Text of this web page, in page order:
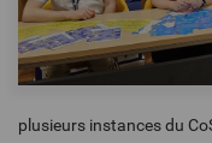
plusieurs instances du